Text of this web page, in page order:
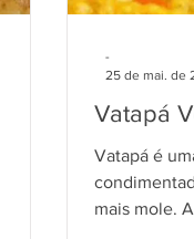
Vatapá
Vatapá é
mais mole.
-
25 de mai. de